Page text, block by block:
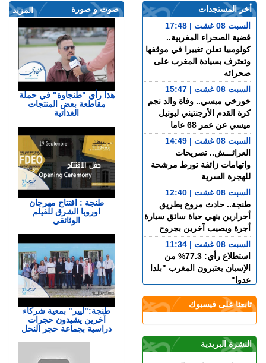
المزيد صوت و صورة
هذا رأي "طنجاوة" في حملة
مقاطعة بعض المنتجات
الغذائية
طنجة : افتتاح مهرجان
اوروبا الشرق للفيلم
الوثائقي
طنجة:"ليير" بمعية شركاء
آخرين يشيدون حجرات
دراسية بجماعة حجر النحل
أخر المستجدات
السبت 08 غشت | 17:48
قضية الصحراء المغربية..
كولومبيا تعلن تغييرا في موقفها
وتعترف بسيادة المغرب على
صحرائه
السبت 08 غشت | 15:47
خورخي ميسي.. وفاة والد نجم
كرة القدم الأرجنتيني ليونيل
ميسي عن عمر 68 عاما
السبت 08 غشت | 14:49
العرائـــش.. تصريحات
واتهامات زائفة تورط مرشحة
للهجرة السرية
السبت 08 غشت | 12:40
طنجة.. حادث مروع بطريق
أحرارين ينهي حياة سائق سيارة
أجرة ويصيب آخرين بجروح
السبت 08 غشت | 11:34
استطلاع رأي: 77.3% من
الإسبان يعتبرون المغرب "بلدا
عدوا"
الجمعة 07 غشت | 23:01
سوء تدبير.. وزارة النقل تتسبب
الجمعة 07 غشت | 22:30
تابعنا على فيسبوك
النشرة البريدية